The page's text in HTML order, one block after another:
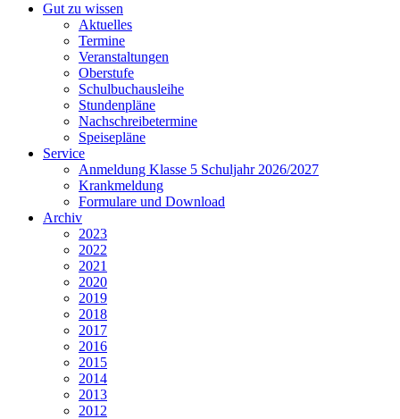
Gut zu wissen
Aktuelles
Termine
Veranstaltungen
Oberstufe
Schulbuchausleihe
Stundenpläne
Nachschreibetermine
Speisepläne
Service
Anmeldung Klasse 5 Schuljahr 2026/2027
Krankmeldung
Formulare und Download
Archiv
2023
2022
2021
2020
2019
2018
2017
2016
2015
2014
2013
2012